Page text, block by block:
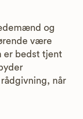
og
være
er bedst tjent
når